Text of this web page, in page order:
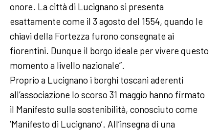
onore. La città di Lucignano si presenta
esattamente come il 3 agosto del 1554, quando le
chiavi della Fortezza furono consegnate ai
fiorentini. Dunque il borgo ideale per vivere questo
momento a livello nazionale”.
Proprio a Lucignano i borghi toscani aderenti
all’associazione lo scorso 31 maggio hanno firmato
il Manifesto sulla sostenibilità, conosciuto come
‘Manifesto di Lucignano’. All’insegna di una